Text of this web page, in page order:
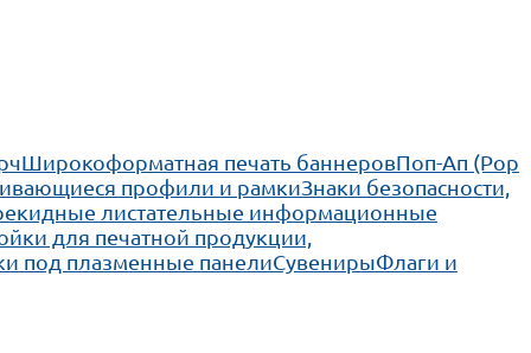
Широкоформатная печать баннеровПоп-Ап (Pop
профили и рамкиЗнаки безопасности,
листательные информационные
для печатной продукции,
под плазменные панелиСувенирыФлаги и